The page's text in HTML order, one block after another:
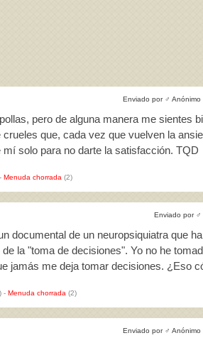
Enviado por ♂
pero de alguna manera me sientes
que, cada vez que vuelven la
solo para no darte la satisfacción. TQD
- Menuda chorrada (2)
Enviado por ♂
documental de un neuropsiquiatra que
la "toma de decisiones". Yo no he
jamás me deja tomar decisiones. ¿Eso
- Menuda chorrada (2)
Enviado por ♂